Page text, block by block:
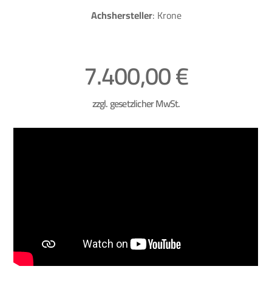
Achshersteller: Krone
7.400,00 €
zzgl. gesetzlicher MwSt.